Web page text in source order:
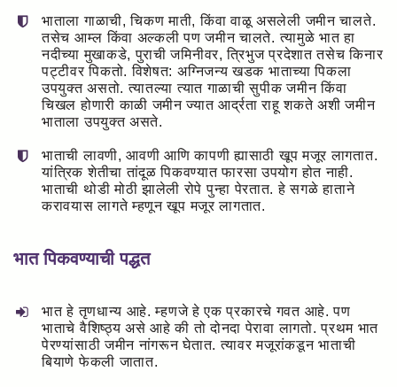
भाताला गाळाची, चिकण माती, किंवा वाळू असलेली जमीन चालते.
तसेच आम्ल किंवा अल्कली पण जमीन चालते. त्यामुळे भात हा
नदीच्या मुखाकडे, पुराची जमिनीवर, त्रिभुज प्रदेशात तसेच किनार
पट्टीवर पिकतो. विशेषत: अग्निजन्य खडक भाताच्या पिकला
उपयुक्त असतो. त्यातल्या त्यात गाळाची सुपीक जमीन किंवा
चिखल होणारी काळी जमीन ज्यात आर्द्रता राहू शकते अशी जमीन
भाताला उपयुक्त असते.
भाताची लावणी, आवणी आणि कापणी ह्यासाठी खूप मजूर लागतात.
यांत्रिक शेतीचा तांदूळ पिकवण्यात फारसा उपयोग होत नाही.
भाताची थोडी मोठी झालेली रोपे पुन्हा पेरतात. हे सगळे हाताने
करावयास लागते म्हणून खूप मजूर लागतात.
भात पिकवण्याची पद्धत
भात हे तृणधान्य आहे. म्हणजे हे एक प्रकारचे गवत आहे. पण
भाताचे वैशिष्ठ्य असे आहे की तो दोनदा पेरावा लागतो. प्रथम भात
पेरण्यांसाठी जमीन नांगरून घेतात. त्यावर मजूरांकडून भाताची
बियाणे फेकली जातात.